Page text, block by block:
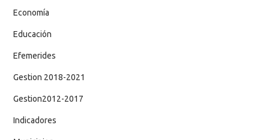
Economía
Educación
Efemerides
Gestion 2018-2021
Gestion2012-2017
Indicadores